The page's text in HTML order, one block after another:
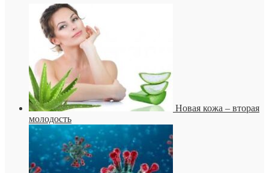
Новая кожа – вторая
молодость